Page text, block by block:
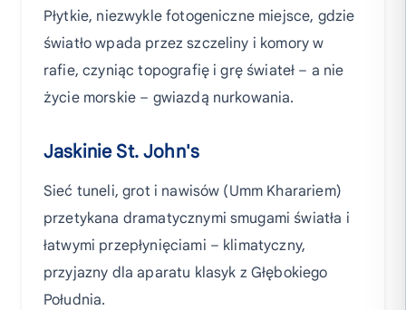
Płytkie, niezwykle fotogeniczne miejsce, gdzie
światło wpada przez szczeliny i komory w
rafie, czyniąc topografię i grę świateł – a nie
życie morskie – gwiazdą nurkowania.
Jaskinie St. John's
Sieć tuneli, grot i nawisów (Umm Kharariem)
przetykana dramatycznymi smugami światła i
łatwymi przepłynięciami – klimatyczny,
przyjazny dla aparatu klasyk z Głębokiego
Południa.